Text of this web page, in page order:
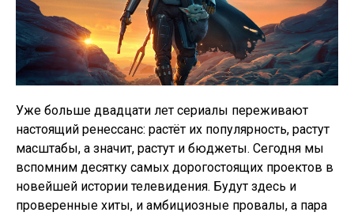
Уже больше двадцати лет сериалы переживают
настоящий ренессанс: растёт их популярность, растут
масштабы, а значит, растут и бюджеты. Сегодня мы
вспомним десятку самых дорогостоящих проектов в
новейшей истории телевидения. Будут здесь и
проверенные хиты, и амбициозные провалы, а пара